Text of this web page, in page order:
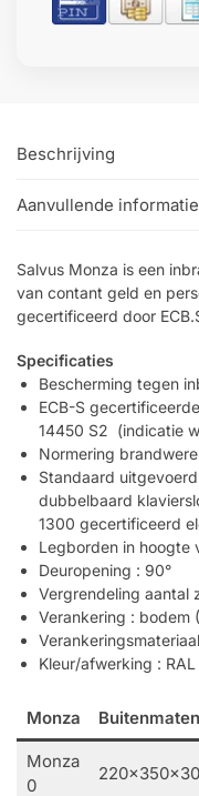
Beschrijving
Aanvullende informatie
Salvus Monza is een
van contant geld en
gecertificeerd door
Specificaties
Bescherming tegen
ECB-S
14450 S2
(indicatie
Normering
Standaard
dubbelbaard
1300 gecertificeerd
Legborden in hoogte
Deuropening : 90°
Vergrendeling aantal
Verankering : bodem
Kleur/afwerking :
Monza Buitenmaten
Monza
0